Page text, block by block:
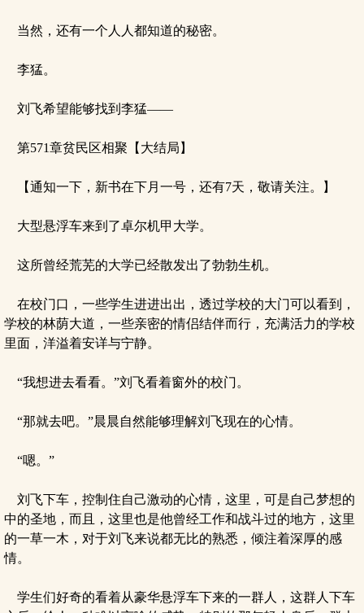
当然，还有一个人人都知道的秘密。
李猛。
刘飞希望能够找到李猛——
第571章贫民区相聚【大结局】
【通知一下，新书在下月一号，还有7天，敬请关注。】
大型悬浮车来到了卓尔机甲大学。
这所曾经荒芜的大学已经散发出了勃勃生机。
在校门口，一些学生进进出出，透过学校的大门可以看到，
学校的林荫大道，一些亲密的情侣结伴而行，充满活力的学校
里面，洋溢着安详与宁静。
“我想进去看看。”刘飞看着窗外的校门。
“那就去吧。”晨晨自然能够理解刘飞现在的心情。
“嗯。”
刘飞下车，控制住自己激动的心情，这里，可是自己梦想的
中的圣地，而且，这里也是他曾经工作和战斗过的地方，这里
的一草一木，对于刘飞来说都无比的熟悉，倾注着深厚的感
情。
学生们好奇的看着从豪华悬浮车下来的一群人，这群人下车